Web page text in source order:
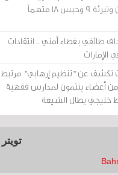
عن معاقبة 109 مدونين وتبرئة 9 وحبس 18 متهماً
طائفي بغطاء أمني .. انتقادات
الإمارات
تكشف عن "تنظيم إرهابي" مرتبط
من أعضاء ينتمون لمدارس فقهية
خليجي يطال الشيعة
تويتر